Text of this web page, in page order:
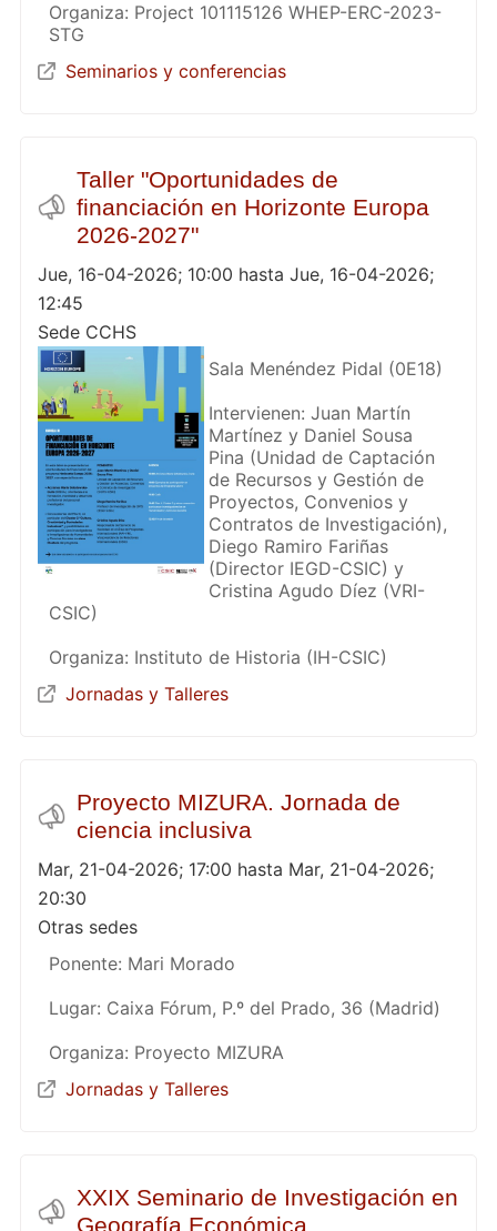
Organiza: Project 101115126 WHEP-ERC-2023-
STG
Seminarios y conferencias
Taller "Oportunidades de
financiación en Horizonte Europa
2026-2027"
Jue, 16-04-2026; 10:00 hasta Jue, 16-04-2026;
12:45
Sede CCHS
Sala Menéndez Pidal (0E18)
Intervienen: Juan Martín
Martínez y Daniel Sousa
Pina (Unidad de Captación
de Recursos y Gestión de
Proyectos, Convenios y
Contratos de Investigación),
Diego Ramiro Fariñas
(Director IEGD-CSIC) y
Cristina Agudo Díez (VRI-
CSIC)
Organiza: Instituto de Historia (IH-CSIC)
Jornadas y Talleres
Proyecto MIZURA. Jornada de
ciencia inclusiva
Mar, 21-04-2026; 17:00 hasta Mar, 21-04-2026;
20:30
Otras sedes
Ponente: Mari Morado
Lugar: Caixa Fórum, P.º del Prado, 36 (Madrid)
Organiza: Proyecto MIZURA
Jornadas y Talleres
XXIX Seminario de Investigación en
Geografía Económica